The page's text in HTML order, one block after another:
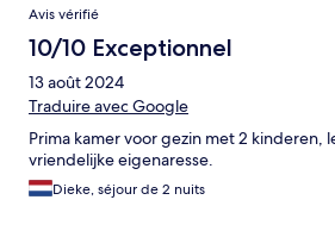
Avis vérifié
10/10 Exceptionnel
13 août 2024
Traduire avec Google
Prima kamer voor gezin met 2 kinderen,
vriendelijke eigenaresse.
Dieke, séjour de 2 nuits